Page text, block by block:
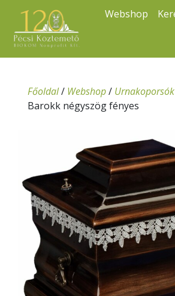
Webshop
Főoldal/ Webshop/ Urnakoporsók
Barokk négyszög fényes